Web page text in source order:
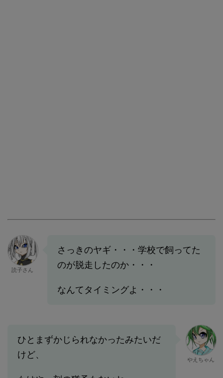
読子さん
さっきのヤギ・・・学校で飼ってた
のが脱走したのか・・・
なんてタイミングよ・・・
ひとまずかじられなかったみたいだ
けど、
やえちゃん